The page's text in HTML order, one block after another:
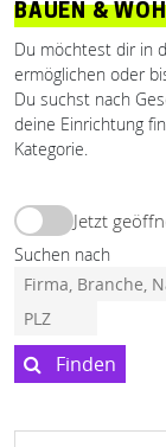
BAUEN &
Du möchtest dir in
ermöglichen oder
Du suchst nach
deine Einrichtung
Kategorie.
Jetzt
Suchen nach
Finden